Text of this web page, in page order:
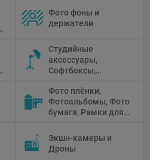
Фото фоны и
держатели
Студийные
аксессуары,
Софтбоксы,
Рефлекторы,
Отражатели,
Предметные
Фото плёнки,
Фотоальбомы, Фото
бумага, Рамки для
камеры
Экшн-камеры и
Дроны